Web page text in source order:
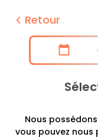
Retour
Nous
vous pouvez nous